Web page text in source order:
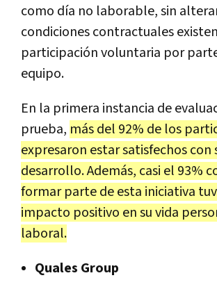
como día no laborable, sin
condiciones contractuales
participación voluntaria por
equipo.
En la primera instancia de
prueba, más del 92% de los
expresaron estar satisfechos con
desarrollo. Además, casi el 93%
formar parte de esta iniciativa
impacto positivo en su vida
laboral.
Quales Group